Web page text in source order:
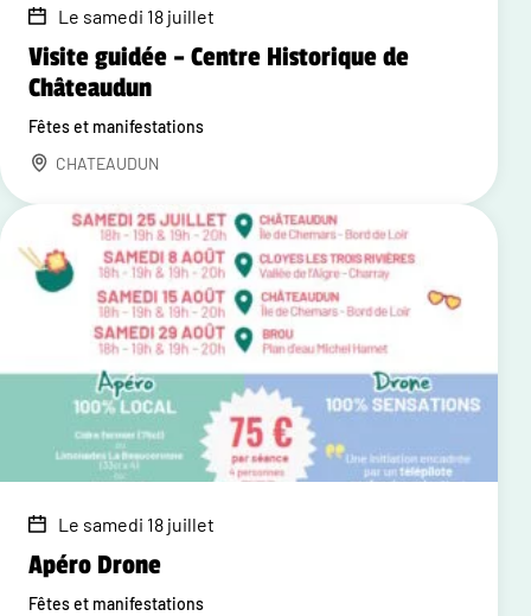
Le samedi 18 juillet
Visite guidée – Centre Historique de
Châteaudun
Fêtes et manifestations
CHATEAUDUN
Le samedi 18 juillet
Apéro Drone
Fêtes et manifestations